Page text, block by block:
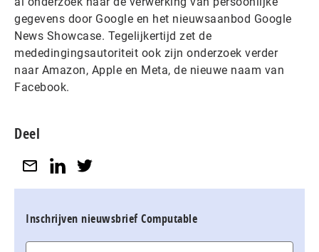
gegevens door Google en het nieuwsaanbod Google
News Showcase. Tegelijkertijd zet de
mededingingsautoriteit ook zijn onderzoek verder
naar Amazon, Apple en Meta, de nieuwe naam van
Facebook.
Deel
Inschrijven nieuwsbrief Computable